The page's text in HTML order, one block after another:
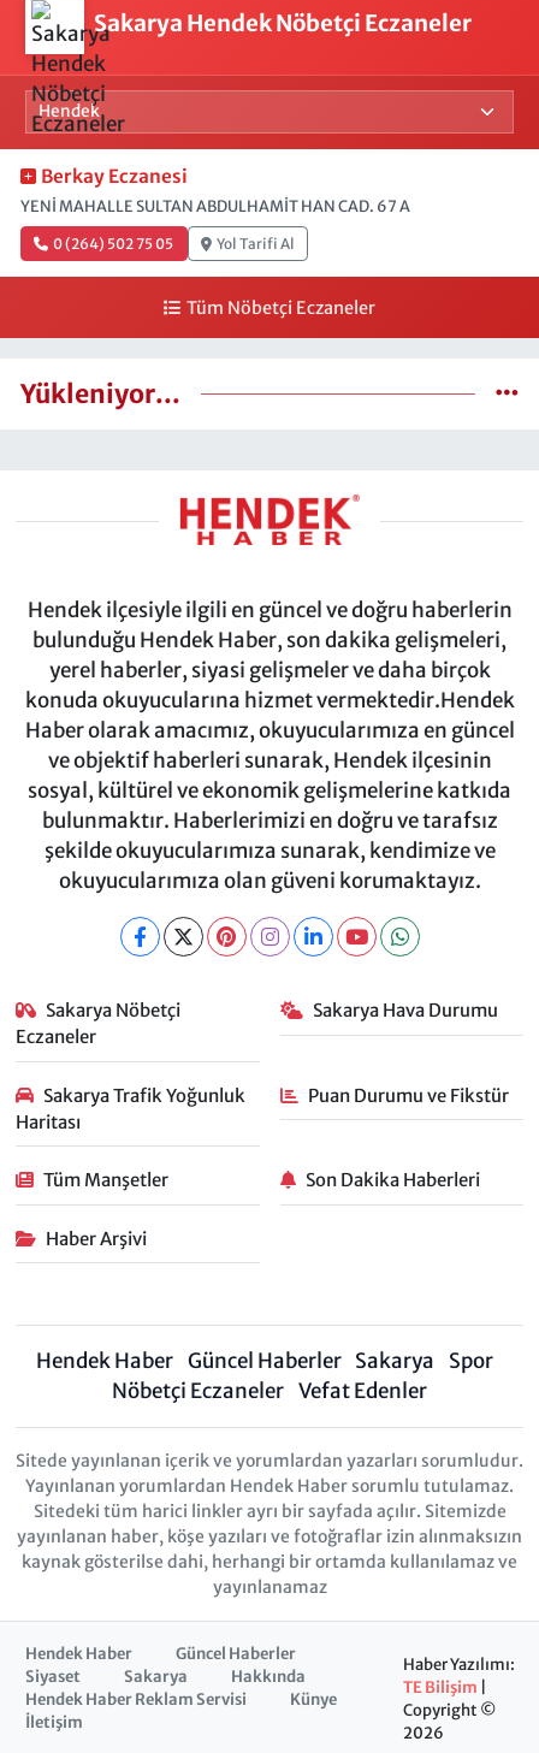
Sakarya Hendek Nöbetçi Eczaneler
Berkay Eczanesi
YENİ MAHALLE SULTAN ABDULHAMİT HAN CAD. 67 A
0 (264) 502 75 05 Yol Tarifi Al
Tüm Nöbetçi Eczaneler
Yükleniyor...
Hendek ilçesiyle ilgili en güncel ve doğru haberlerin
bulunduğu Hendek Haber, son dakika gelişmeleri,
yerel haberler, siyasi gelişmeler ve daha birçok
konuda okuyucularına hizmet vermektedir.Hendek
Haber olarak amacımız, okuyucularımıza en güncel
ve objektif haberleri sunarak, Hendek ilçesinin
sosyal, kültürel ve ekonomik gelişmelerine katkıda
bulunmaktır. Haberlerimizi en doğru ve tarafsız
şekilde okuyucularımıza sunarak, kendimize ve
okuyucularımıza olan güveni korumaktayız.
Sakarya Nöbetçi
Eczaneler
Sakarya Hava Durumu
Sakarya Trafik Yoğunluk
Haritası
Puan Durumu ve Fikstür
Tüm Manşetler Son Dakika Haberleri
Haber Arşivi
Hendek Haber Güncel Haberler Sakarya
Spor
Nöbetçi Eczaneler Vefat Edenler
Sitede yayınlanan içerik ve yorumlardan yazarları sorumludur.
Yayınlanan yorumlardan Hendek Haber sorumlu tutulamaz.
Sitedeki tüm harici linkler ayrı bir sayfada açılır. Sitemizde
yayınlanan haber, köşe yazıları ve fotoğraflar izin alınmaksızın
kaynak gösterilse dahi, herhangi bir ortamda kullanılamaz ve
yayınlanamaz
Hendek Haber
Güncel Haberler
Siyaset
Sakarya
Hakkında
Hendek Haber Reklam Servisi
Künye
İletişim
Haber Yazılımı:
TE Bilişim
Copyright ©
2026